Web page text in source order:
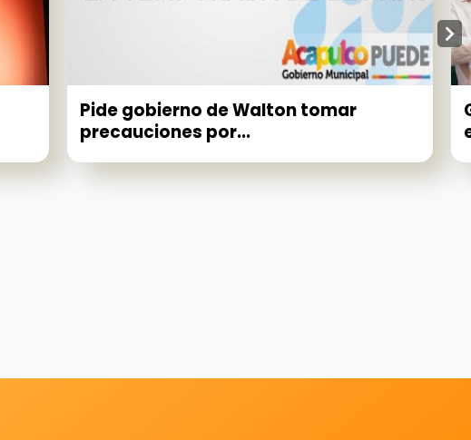
Pide gobierno de Walton tomar
precauciones por...